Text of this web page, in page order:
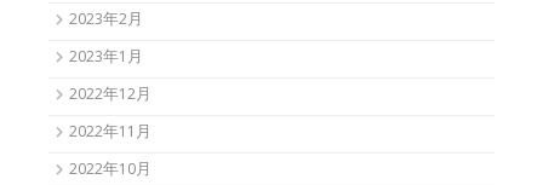
2023年2月
2023年1月
2022年12月
2022年11月
2022年10月